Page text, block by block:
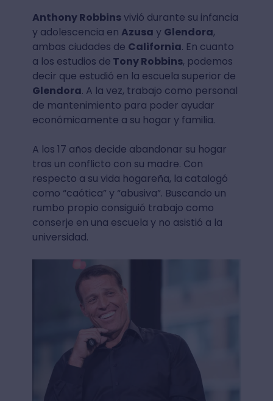
Anthony Robbinsvivió durante su infancia
y adolescencia en Azusa y Glendora,
ambas ciudades de California. En cuanto
a los estudios de Tony Robbins, podemos
decir que estudió en la escuela superior de
Glendora. A la vez, trabajo como personal
de mantenimiento para poder ayudar
económicamente a su hogar y familia.
A los 17 años decide abandonar su hogar
tras un conflicto con su madre. Con
respecto a su vida hogareña, la catalogó
como “caótica” y “abusiva”. Buscando un
rumbo propio consiguió trabajo como
conserje en una escuela y no asistió a la
universidad.